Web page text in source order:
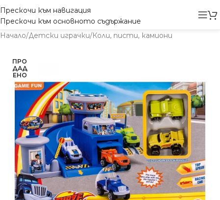
Прескочи към навигация
Прескочи към основното съдържание
Начало/Детски играчки/Коли, писти, камиони
ПРО
ДАД
ЕНО